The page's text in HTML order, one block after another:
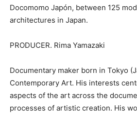
Docomomo Japón, between 125
architectures in Japan.
PRODUCER. Rima Yamazaki
Documentary maker born in Tokyo
Contemporary Art. His interests
aspects of the art across the
processes of artistic creation. His